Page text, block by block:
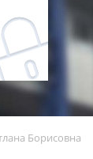
Борисовна